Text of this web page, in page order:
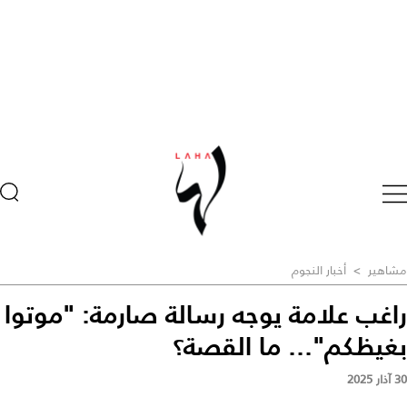
مشاهير > أخبار النجوم
راغب علامة يوجه رسالة صارمة: "موتوا
بغيظكم"... ما القصة؟
30 آذار 2025